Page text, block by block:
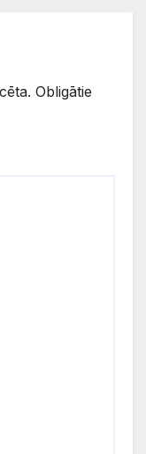
Obligātie